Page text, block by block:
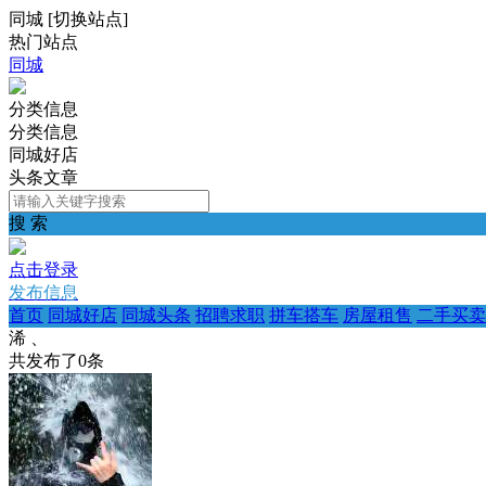
同城 [切换站点]
热门站点
同城
分类信息
分类信息
同城好店
头条文章
搜 索
点击登录
发布信息
首页 同城好店 同城头条 招聘求职 拼车搭车 房屋租售 二手买卖
浠 、
共发布了0条